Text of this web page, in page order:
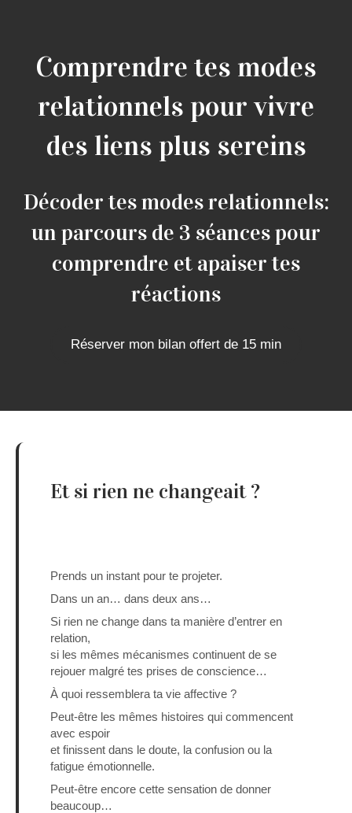
Comprendre tes modes
relationnels pour vivre
des liens plus sereins
Décoder tes modes relationnels:
un parcours de 3 séances pour
comprendre et apaiser tes
réactions
Réserver mon bilan offert de 15 min
Et si rien ne changeait ?
Prends un instant pour te projeter.
Dans un an… dans deux ans…
Si rien ne change dans ta manière d’entrer en
relation,
si les mêmes mécanismes continuent de se
rejouer malgré tes prises de conscience…
À quoi ressemblera ta vie affective ?
Peut-être les mêmes histoires qui commencent
avec espoir
et finissent dans le doute, la confusion ou la
fatigue émotionnelle.
Peut-être encore cette sensation de donner
beaucoup…